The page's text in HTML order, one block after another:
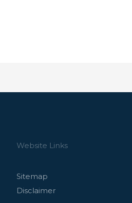
Website Links
Sitemap
Disclaimer